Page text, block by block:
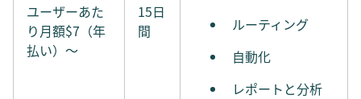
ユーザーあた
り月額$7（年
払い）〜
15日
間
ルーティング
自動化
レポートと分析